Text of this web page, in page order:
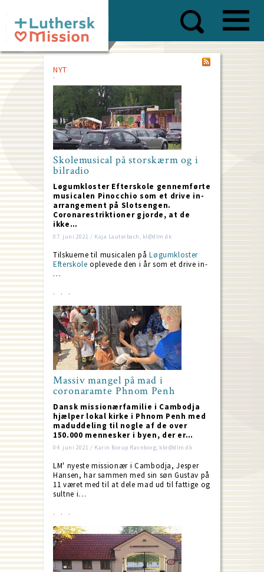
main
content
NYT
Skolemusical på storskærm og i
bilradio
Løgumkloster Efterskole gennemførte
musicalen Pinocchio som et drive in-
arrangement på Slotsengen.
Coronarestriktioner gjorde, at de
ikke…
07. juni 2021 / Kaja Lauterbach, kl@dlm.dk
Tilskuerne til musicalen påLøgumkloster
Efterskole oplevede den i år som et drive in-
…
Massiv mangel på mad i
coronaramte Phnom Penh
Dansk missionærfamilie i Cambodja
hjælper lokal kirke i Phnom Penh med
maduddeling til nogle af de over
150.000 mennesker i byen, der er…
04. juni 2021 / Karin Borup Ravnborg; kbr@dlm.dk
LM' nyeste missionær i Cambodja, Jesper
Hansen, har sammen med sin søn Gustav på
11 været med til at dele mad ud til fattige og
sultne i…